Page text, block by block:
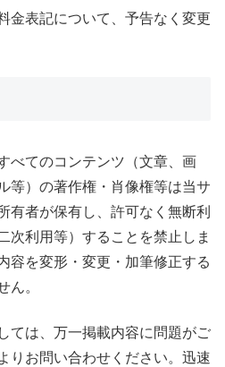
金表記について、予告なく変更
べてのコンテンツ（文章、画
等）の著作権・肖像権等は当サ
有者が保有し、許可なく無断利
次利用等）することを禁止しま
容を変形・変更・加筆修正する
ん。
ては、万一掲載内容に問題がご
りお問い合わせください。迅速